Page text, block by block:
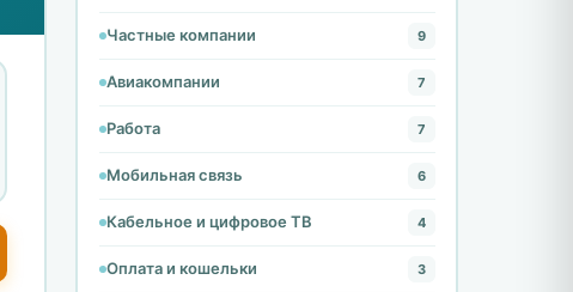
Частные компании 9
Авиакомпании 7
Работа 7
Мобильная связь 6
Кабельное и цифровое ТВ 4
Оплата и кошельки 3